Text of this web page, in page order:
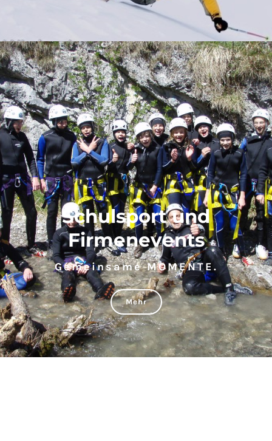
Schulsport und
Firmenevents
Gemeinsame MOMENTE.
Mehr